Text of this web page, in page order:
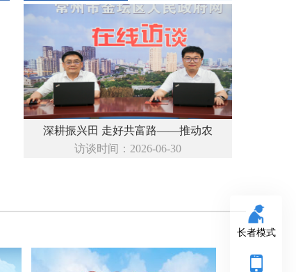
深耕振兴田 走好共富路——推动农
访谈时间：2026-06-30
长者模式